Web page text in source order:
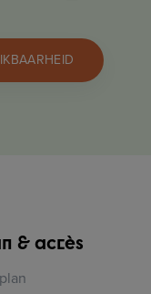
& accès